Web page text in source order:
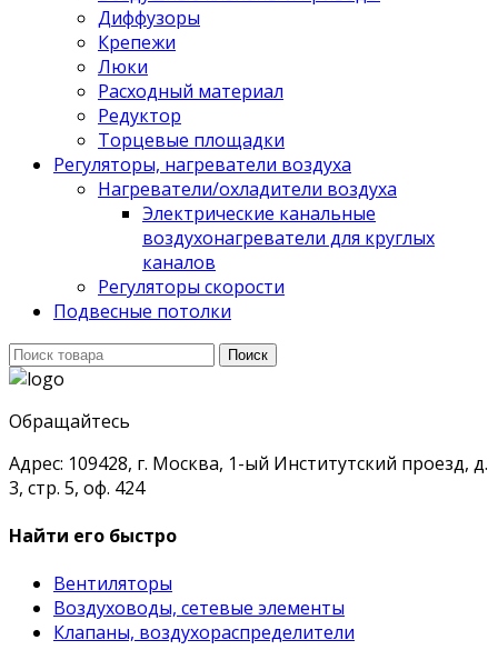
Диффузоры
Крепежи
Люки
Расходный материал
Редуктор
Торцевые площадки
Регуляторы, нагреватели воздуха
Нагреватели/охладители воздуха
Электрические канальные
воздухонагреватели для круглых
каналов
Регуляторы скорости
Подвесные потолки
Поиск
для:
Поиск
Обращайтесь
Адрес: 109428, г. Москва, 1-ый Институтский проезд, д.
3, стр. 5, оф. 424
Найти его быстро
Вентиляторы
Воздуховоды, сетевые элементы
Клапаны, воздухораспределители